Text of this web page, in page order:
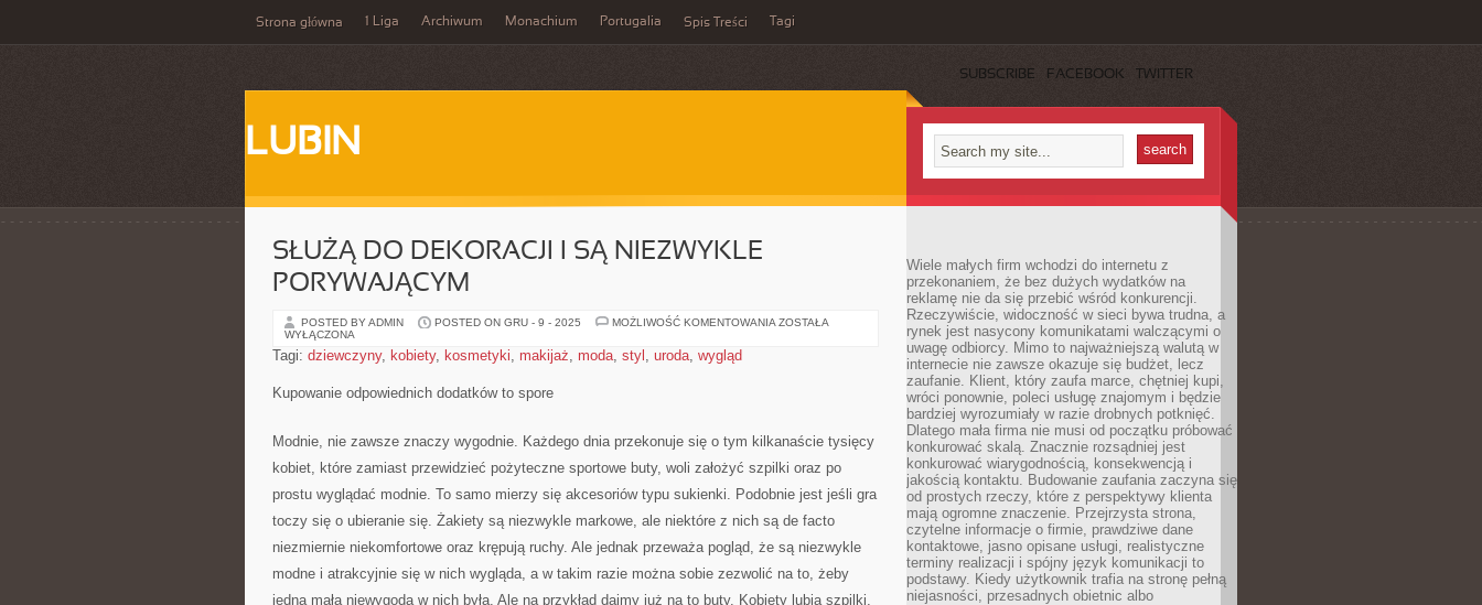
Strona główna 1 Liga Archiwum Monachium Portugalia Spis Treści Tagi
SUBSCRIBE FACEBOOK TWITTER
LUBIN
SŁUŻĄ DO DEKORACJI I SĄ NIEZWYKLE
PORYWAJĄCYM
POSTED BY ADMIN POSTED ON GRU - 9 - 2025 MOŻLIWOŚĆ KOMENTOWANIA SŁUŻĄ
ZOSTAŁA
WYŁĄCZONA
Tagi: dziewczyny, kobiety, kosmetyki, makijaż, moda, styl , uroda, wygląd
Kupowanie odpowiednich dodatków to spore
Modnie, nie zawsze znaczy wygodnie. Każdego dnia przekonuje się o tym kilkanaście tysięcy
kobiet, które zamiast przewidzieć pożyteczne sportowe buty, woli założyć szpilki oraz po
prostu wyglądać modnie. To samo mierzy się akcesoriów typu sukienki. Podobnie jest jeśli gra
toczy się o ubieranie się. Żakiety są niezwykle markowe, ale niektóre z nich są de facto
niezmiernie niekomfortowe oraz krępują ruchy. Ale jednak przeważa pogląd, że są niezwykle
modne i atrakcyjnie się w nich wygląda, a w takim razie można sobie zezwolić na to, żeby
jedna mała niewygoda w nich była. Ale na przykład dajmy już na to buty. Kobiety lubią szpilki,
Wiele małych firm wchodzi do internetu z
przekonaniem, że bez dużych wydatków na
reklamę nie da się przebić wśród konkurencji.
Rzeczywiście, widoczność w sieci bywa trudna, a
rynek jest nasycony komunikatami walczącymi o
uwagę odbiorcy. Mimo to najważniejszą walutą w
internecie nie zawsze okazuje się budżet, lecz
zaufanie. Klient, który zaufa marce, chętniej kupi,
wróci ponownie, poleci usługę znajomym i będzie
bardziej wyrozumiały w razie drobnych potknięć.
Dlatego mała firma nie musi od początku próbować
konkurować skalą. Znacznie rozsądniej jest
konkurować wiarygodnością, konsekwencją i
jakością kontaktu. Budowanie zaufania zaczyna się
od prostych rzeczy, które z perspektywy klienta
mają ogromne znaczenie. Przejrzysta strona,
czytelne informacje o firmie, prawdziwe dane
kontaktowe, jasno opisane usługi, realistyczne
terminy realizacji i spójny język komunikacji to
podstawy. Kiedy użytkownik trafia na stronę pełną
niejasności, przesadnych obietnic albo